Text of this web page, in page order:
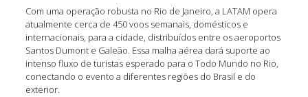
Com uma operação robusta no Rio de Janeiro, a LATAM opera
atualmente cerca de 450 voos semanais, domésticos e
internacionais, para a cidade, distribuídos entre os aeroportos
Santos Dumont e Galeão. Essa malha aérea dará suporte ao
intenso fluxo de turistas esperado para o Todo Mundo no Rio,
conectando o evento a diferentes regiões do Brasil e do
exterior.